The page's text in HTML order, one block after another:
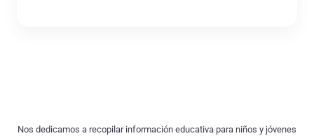
Nos dedicamos a recopilar información educativa para niños y jóvenes